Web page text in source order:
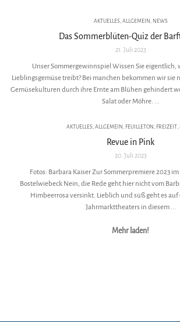
AKTUELLES, ALLGEMEIN , NEWS
Das Sommerblüten-Quiz der
21. Juli 2023
Unser Sommergewinnspiel Wissen Sie eigentlich,
Lieblingsgemüse treibt? Bei manchen bekommen wir sie
Gemüsekulturen durch ihre Ernte am Blühen gehindert
Salat oder Möhre. ...
AKTUELLES, ALLGEMEIN , FEUILLETON , FREIZEIT,
Revue in Pink
20. Juli 2023
Fotos: Barbara Kaiser Zur Sommerpremiere 2023
Bostelwiebeck Nein, die Rede geht hier nicht vom
Himbeerrosa versinkt. Lieblich und süß geht es auf
Jahrmarkttheaters in diesem ...
Mehr laden!